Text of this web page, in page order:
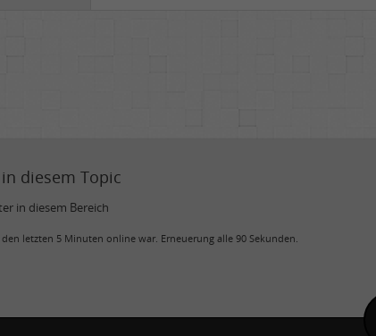
diesem Topic
in diesem Bereich
letzten 5 Minuten online war. Erneuerung alle 90 Sekunden.